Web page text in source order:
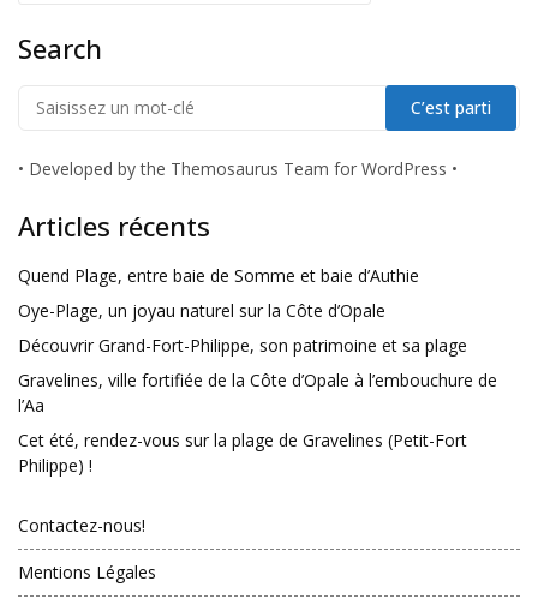
Search
• Developed by the Themosaurus Team for WordPress •
Articles récents
Quend Plage, entre baie de Somme et baie d’Authie
Oye-Plage, un joyau naturel sur la Côte d’Opale
Découvrir Grand-Fort-Philippe, son patrimoine et sa plage
Gravelines, ville fortifiée de la Côte d’Opale à l’embouchure de
l’Aa
Cet été, rendez-vous sur la plage de Gravelines (Petit-Fort
Philippe) !
Contactez-nous!
Mentions Légales